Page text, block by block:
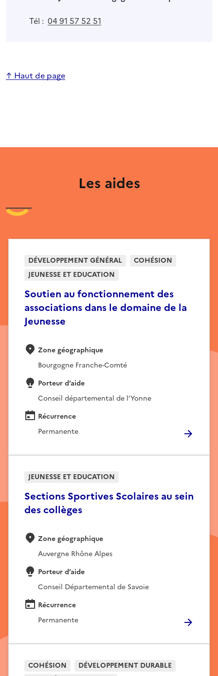
Tél : 04 91 57 52 51
↑ Haut de page
Les aides
Soutien au fonctionnement des
associations dans le domaine de la
Jeunesse
DÉVELOPPEMENT GÉNÉRAL
COHÉSION
JEUNESSE ET EDUCATION
Zone géographique
Bourgogne Franche-Comté
Porteur d’aide
Conseil départemental de l’Yonne
Récurrence
Permanente
Sections Sportives Scolaires au sein
des collèges
JEUNESSE ET EDUCATION
Zone géographique
Auvergne Rhône Alpes
Porteur d’aide
Conseil Départemental de Savoie
Récurrence
Permanente
COHÉSION
DÉVELOPPEMENT DURABLE